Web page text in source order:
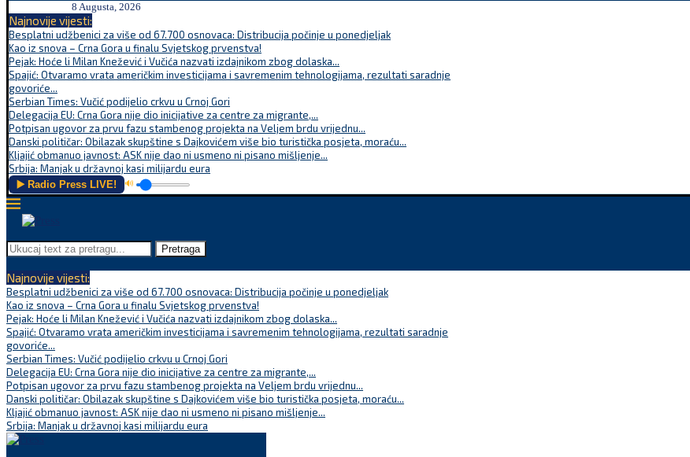
8 Augusta, 2026
Najnovije vijesti:
Besplatni udžbenici za više od 67.700 osnovaca: Distribucija počinje u ponedjeljak
Kao iz snova – Crna Gora u finalu Svjetskog prvenstva!
Pejak: Hoće li Milan Knežević i Vučića nazvati izdajnikom zbog dolaska...
Spajić: Otvaramo vrata američkim investicijama i savremenim tehnologijama, rezultati saradnje
govoriće...
Serbian Times: Vučić podijelio crkvu u Crnoj Gori
Delegacija EU: Crna Gora nije dio inicijative za centre za migrante,...
Potpisan ugovor za prvu fazu stambenog projekta na Veljem brdu vrijednu...
Danski političar: Obilazak skupštine s Dajkovićem više bio turistička posjeta, moraću...
Kljajić obmanuo javnost: ASK nije dao ni usmeno ni pisano mišljenje...
Srbija: Manjak u državnoj kasi milijardu eura
▶️ Radio Press LIVE! 🔊
Pretraga
Najnovije vijesti:
Besplatni udžbenici za više od 67.700 osnovaca: Distribucija počinje u ponedjeljak
Kao iz snova – Crna Gora u finalu Svjetskog prvenstva!
Pejak: Hoće li Milan Knežević i Vučića nazvati izdajnikom zbog dolaska...
Spajić: Otvaramo vrata američkim investicijama i savremenim tehnologijama, rezultati saradnje
govoriće...
Serbian Times: Vučić podijelio crkvu u Crnoj Gori
Delegacija EU: Crna Gora nije dio inicijative za centre za migrante,...
Potpisan ugovor za prvu fazu stambenog projekta na Veljem brdu vrijednu...
Danski političar: Obilazak skupštine s Dajkovićem više bio turistička posjeta, moraću...
Kljajić obmanuo javnost: ASK nije dao ni usmeno ni pisano mišljenje...
Srbija: Manjak u državnoj kasi milijardu eura